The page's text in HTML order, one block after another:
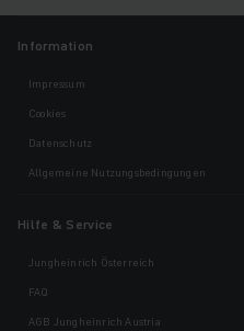
Information
Impressum
Cookies
Datenschutz
Allgemeine Nutzungsbedingungen
Hilfe & Service
Jungheinrich Österreich
FAQ
AGB Jungheinrich Austria